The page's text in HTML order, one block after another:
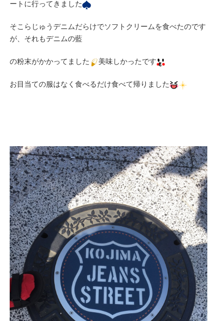
ートに行ってきました
そこらじゅうデニムだらけでソフトクリームを食べたのです
が、それもデニムの藍
の粉末がかかってました 美味しかったです
お目当ての服はなく食べるだけ食べて帰りました